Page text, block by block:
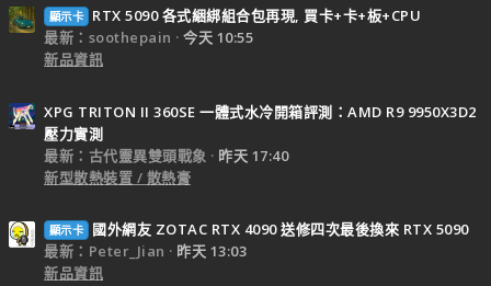
顯示卡
RTX 5090 各式綑綁組合包再現, 買卡+卡+板+CPU
最新：soothepain
今天 10:55
新品資訊
XPG TRITON II 360SE 一體式水冷開箱評測：AMD R9 9950X3D2
壓力實測
最新：古代靈異雙頭戰象
昨天 17:40
新型散熱裝置 / 散熱膏
顯示卡
國外網友 ZOTAC RTX 4090 送修四次最後換來 RTX 5090
最新：Peter_Jian
昨天 13:03
新品資訊